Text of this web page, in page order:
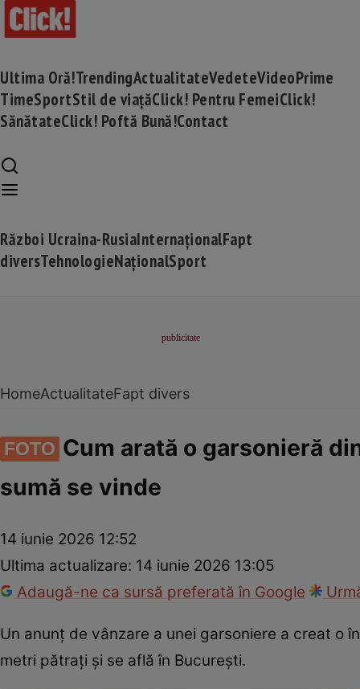
Ultima Oră!TrendingActualitateVedeteVideoPrime
TimeSportStil de viațăClick! Pentru FemeiClick!
SănătateClick! Poftă Bună!Contact
Război Ucraina-RusiaInternaționalFapt
diversTehnologieNaționalSport
HomeActualitateFapt divers
FOTO Cum arată o garsonieră
sumă se vinde
14 iunie 2026 12:52
Ultima actualizare: 14 iunie 2026 13:05
Adaugă-ne ca sursă preferată în Google
Un anunț de vânzare a unei garsoniere a creat o
metri pătrați și se află în București.